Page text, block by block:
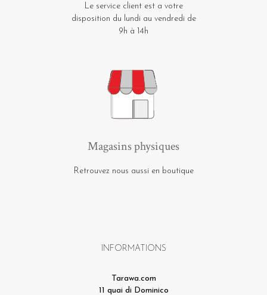
Le service client est a votre
disposition du lundi au vendredi de
9h à 14h
Magasins physiques
Retrouvez nous aussi en boutique
INFORMATIONS
Tarawa.com
11 quai di Dominico